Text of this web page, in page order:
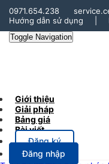
0971.654.238
Hướng dẫn sử dụng
Toggle Navigation
Giới thiệu
Giải pháp
Bảng giá
Bài viết
Đăng ký
Đăng nhập